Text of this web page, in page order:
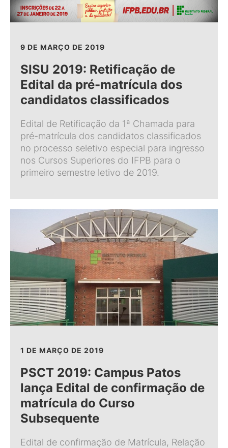
9 DE MARÇO DE 2019
SISU 2019: Retificação de
Edital da pré-matrícula dos
candidatos classificados
Edital de Retificação da 1ª Chamada para
pré-matrícula dos candidatos classificados
no processo seletivo especial para ingresso
nos Cursos Superiores do IFPB para o
primeiro semestre letivo de 2019.
1 DE MARÇO DE 2019
PSCT 2019: Campus Patos
lança Edital de confirmação de
matrícula do Curso
Subsequente
Edital de confirmação de Matrícula, Relação